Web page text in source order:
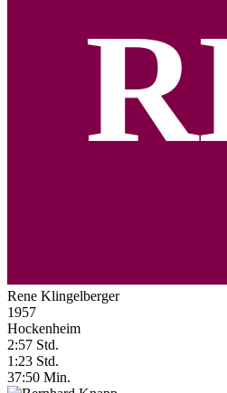
Rene Klingelberger
1957
Hockenheim
2:57 Std.
1:23 Std.
37:50 Min.